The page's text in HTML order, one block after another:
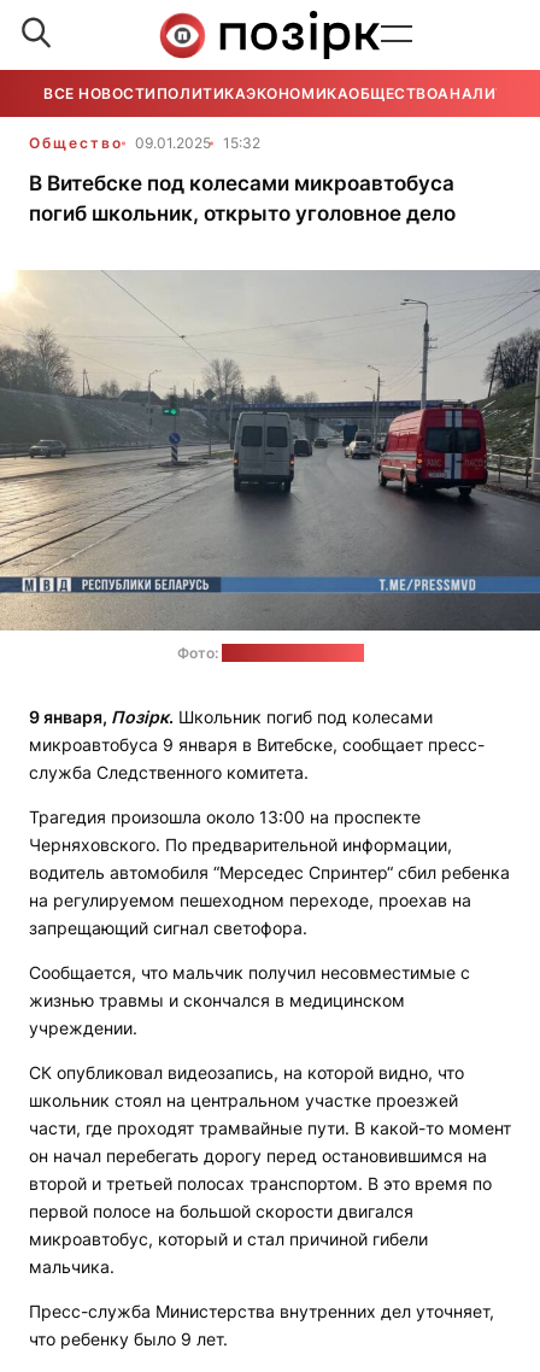
ВСЕ НОВОСТИ ПОЛИТИКАЭКОНОМИКАОБЩЕСТВОАНАЛИТИКА
Общество 09.01.2025 15:32
В Витебске под колесами микроавтобуса
погиб школьник, открыто уголовное дело
Фото:
9 января, Позірк. Школьник погиб под колесами
микроавтобуса 9 января в Витебске, сообщает пресс-
служба Следственного комитета.
Трагедия произошла около 13:00 на проспекте
Черняховского. По предварительной информации,
водитель автомобиля “Мерседес Спринтер“ сбил ребенка
на регулируемом пешеходном переходе, проехав на
запрещающий сигнал светофора.
Сообщается, что мальчик получил несовместимые с
жизнью травмы и скончался в медицинском
учреждении.
СК опубликовал видеозапись, на которой видно, что
школьник стоял на центральном участке проезжей
части, где проходят трамвайные пути. В какой-то момент
он начал перебегать дорогу перед остановившимся на
второй и третьей полосах транспортом. В это время по
первой полосе на большой скорости двигался
микроавтобус, который и стал причиной гибели
мальчика.
Пресс-служба Министерства внутренних дел уточняет,
что ребенку было 9 лет.